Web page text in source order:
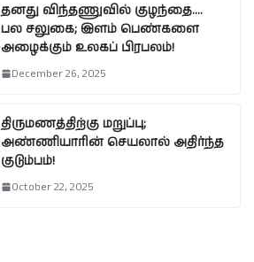
தனது விந்தணுவில் குழந்தை….
பல சலுகை; இளம் பெண்களை
அழைக்கும் உலகப் பிரபலம்!
December 26, 2025
திருமணத்திற்கு மறுப்பு;
அண்ணியாரின் செயலால் அதிர்ந்த
குடும்பம்!
October 22, 2025